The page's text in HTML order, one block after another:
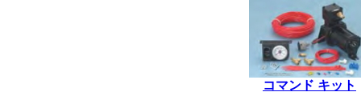
コマンド キット